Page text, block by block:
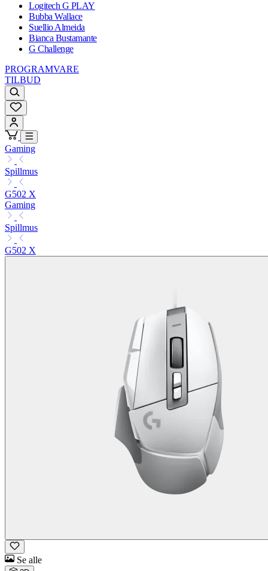
Logitech G PLAY
Bubba Wallace
Suellio Almeida
Bianca Bustamante
G Challenge
PROGRAMVARE
TILBUD
Gaming
Spillmus
G502 X
Gaming
Spillmus
G502 X
Se alle